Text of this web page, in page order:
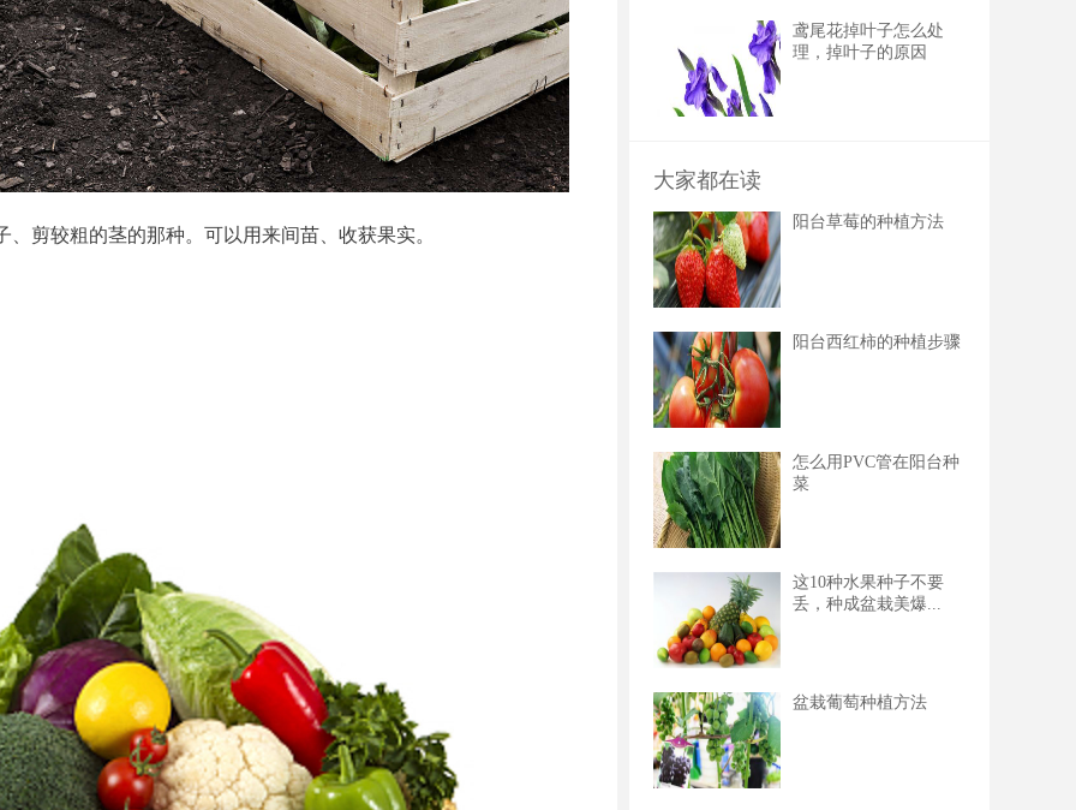
剪较粗的茎的那种。可以用来间苗、收获果实。
鸢尾花掉叶子怎么处
理，掉叶子的原因
大家都在读
阳台草莓的种植方法
阳台西红柿的种植步骤
怎么用PVC管在阳台种
菜
这10种水果种子不要
丢，种成盆栽美爆...
盆栽葡萄种植方法